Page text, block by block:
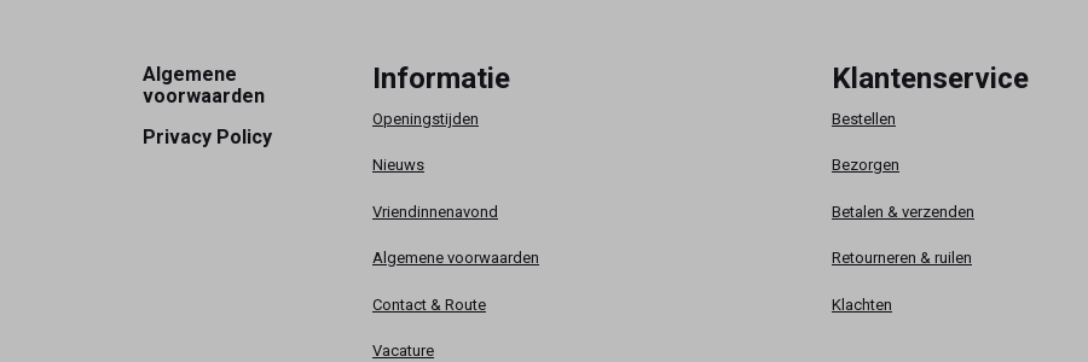
Footer
Algemene
voorwaarden
Privacy Policy
Informatie
Openingstijden
Nieuws
Vriendinnenavond
Algemene voorwaarden
Contact & Route
Vacature
Klantenservice
Bestellen
Bezorgen
Betalen & verzenden
Retourneren & ruilen
Klachten